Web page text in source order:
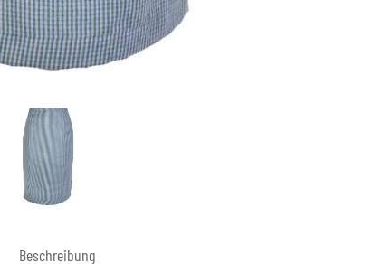
Beschreibung